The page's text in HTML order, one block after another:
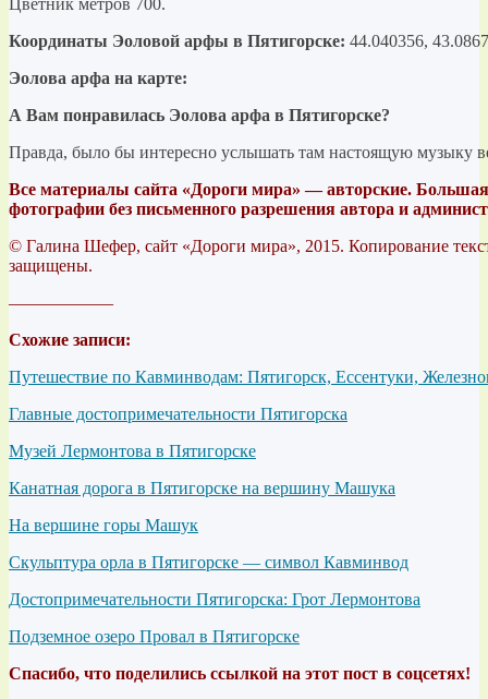
Координаты Эоловой арфы в Пятигорске: 44.040356,
Эолова арфа на карте:
А Вам понравилась Эолова арфа в Пятигорске?
Правда, было бы интересно услышать там настоящую музыку
Все материалы сайта «Дороги мира» — авторские. Большая
фотографии без письменного разрешения автора и
© Галина Шефер, сайт «Дороги мира», 2015. Копирование
защищены.
——————
Схожие записи:
Путешествие по Кавминводам: Пятигорск, Ессентуки,
Главные достопримечательности Пятигорска
Музей Лермонтова в Пятигорске
Канатная дорога в Пятигорске на вершину Машука
На вершине горы Машук
Скульптура орла в Пятигорске — символ Кавминвод
Достопримечательности Пятигорска: Грот Лермонтова
Подземное озеро Провал в Пятигорске
Спасибо, что поделились ссылкой на этот пост в соцсетях!